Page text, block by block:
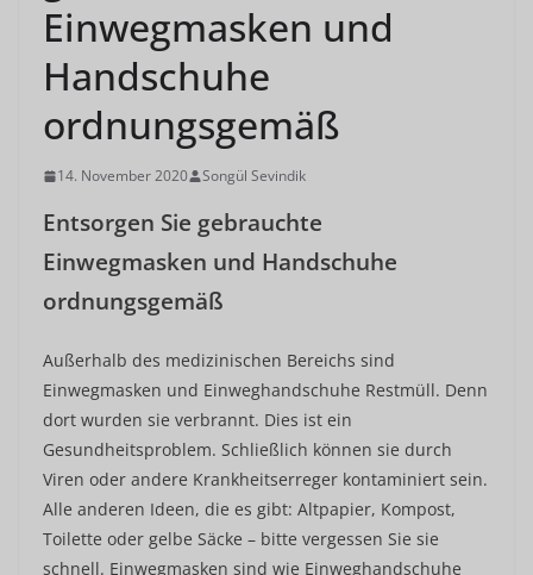
Einwegmasken und
Handschuhe
ordnungsgemäß
14. November 2020 Songül Sevindik
Entsorgen Sie gebrauchte
Einwegmasken und Handschuhe
ordnungsgemäß
Außerhalb des medizinischen Bereichs sind
Einwegmasken und Einweghandschuhe Restmüll. Denn
dort wurden sie verbrannt. Dies ist ein
Gesundheitsproblem. Schließlich können sie durch
Viren oder andere Krankheitserreger kontaminiert sein.
Alle anderen Ideen, die es gibt: Altpapier, Kompost,
Toilette oder gelbe Säcke – bitte vergessen Sie sie
schnell. Einwegmasken sind wie Einweghandschuhe